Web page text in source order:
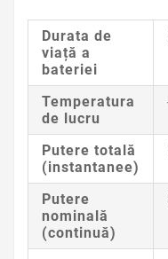
Durata de
viață a
bateriei
Temperatura
de lucru
Putere totală
(instantanee)
Putere
nominală
(continuă)